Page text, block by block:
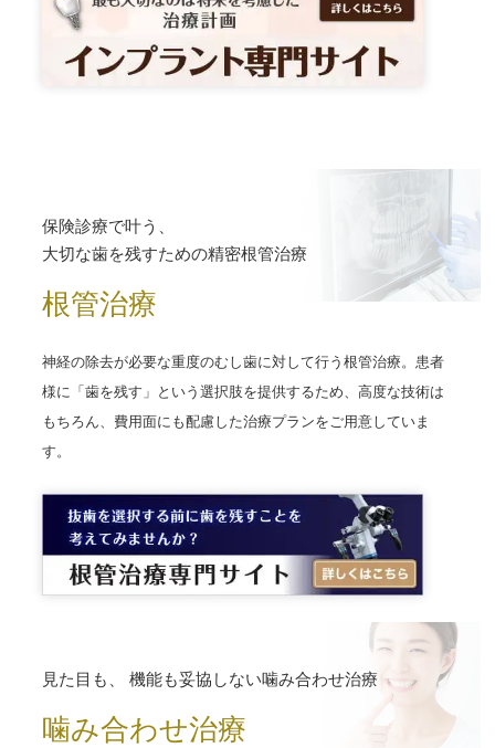
保険診療で叶う、
大切な歯を残すための精密根管治療
根管治療
神経の除去が必要な重度のむし歯に対して行う根管治療。患者
様に「歯を残す」という選択肢を提供するため、高度な技術は
もちろん、費用面にも配慮した治療プランをご用意していま
す。
見た目も、 機能も妥協しない噛み合わせ治療
噛み合わせ治療